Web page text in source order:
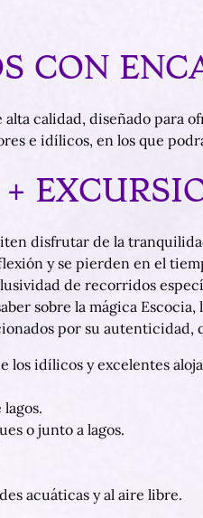
CON
calidad, diseñado para
e idílicos, en los que
disfrutar de la
y se pierden en el
de recorridos
sobre la mágica
por su autenticidad,
los idílicos y excelentes
o junto a lagos.
acuáticas y al aire libre.